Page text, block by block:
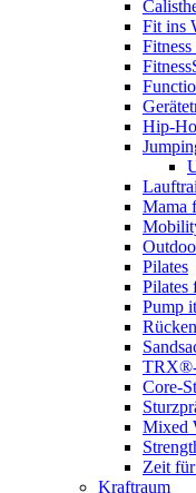
Fit ins
Hip-
Mama
Pilates
Pilates
Pump
TRX®-
Core-
Mixed
Zeit
Kraftraum